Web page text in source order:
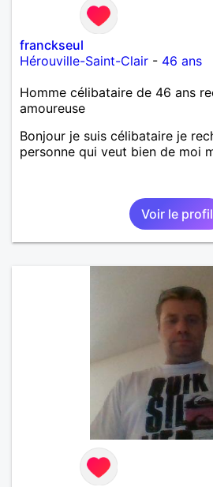
franckseul
Hérouville-Saint-Clair - 46 ans
Homme célibataire de 46 ans
amoureuse
Bonjour je suis célibataire je
personne qui veut bien de moi
Voir le profil